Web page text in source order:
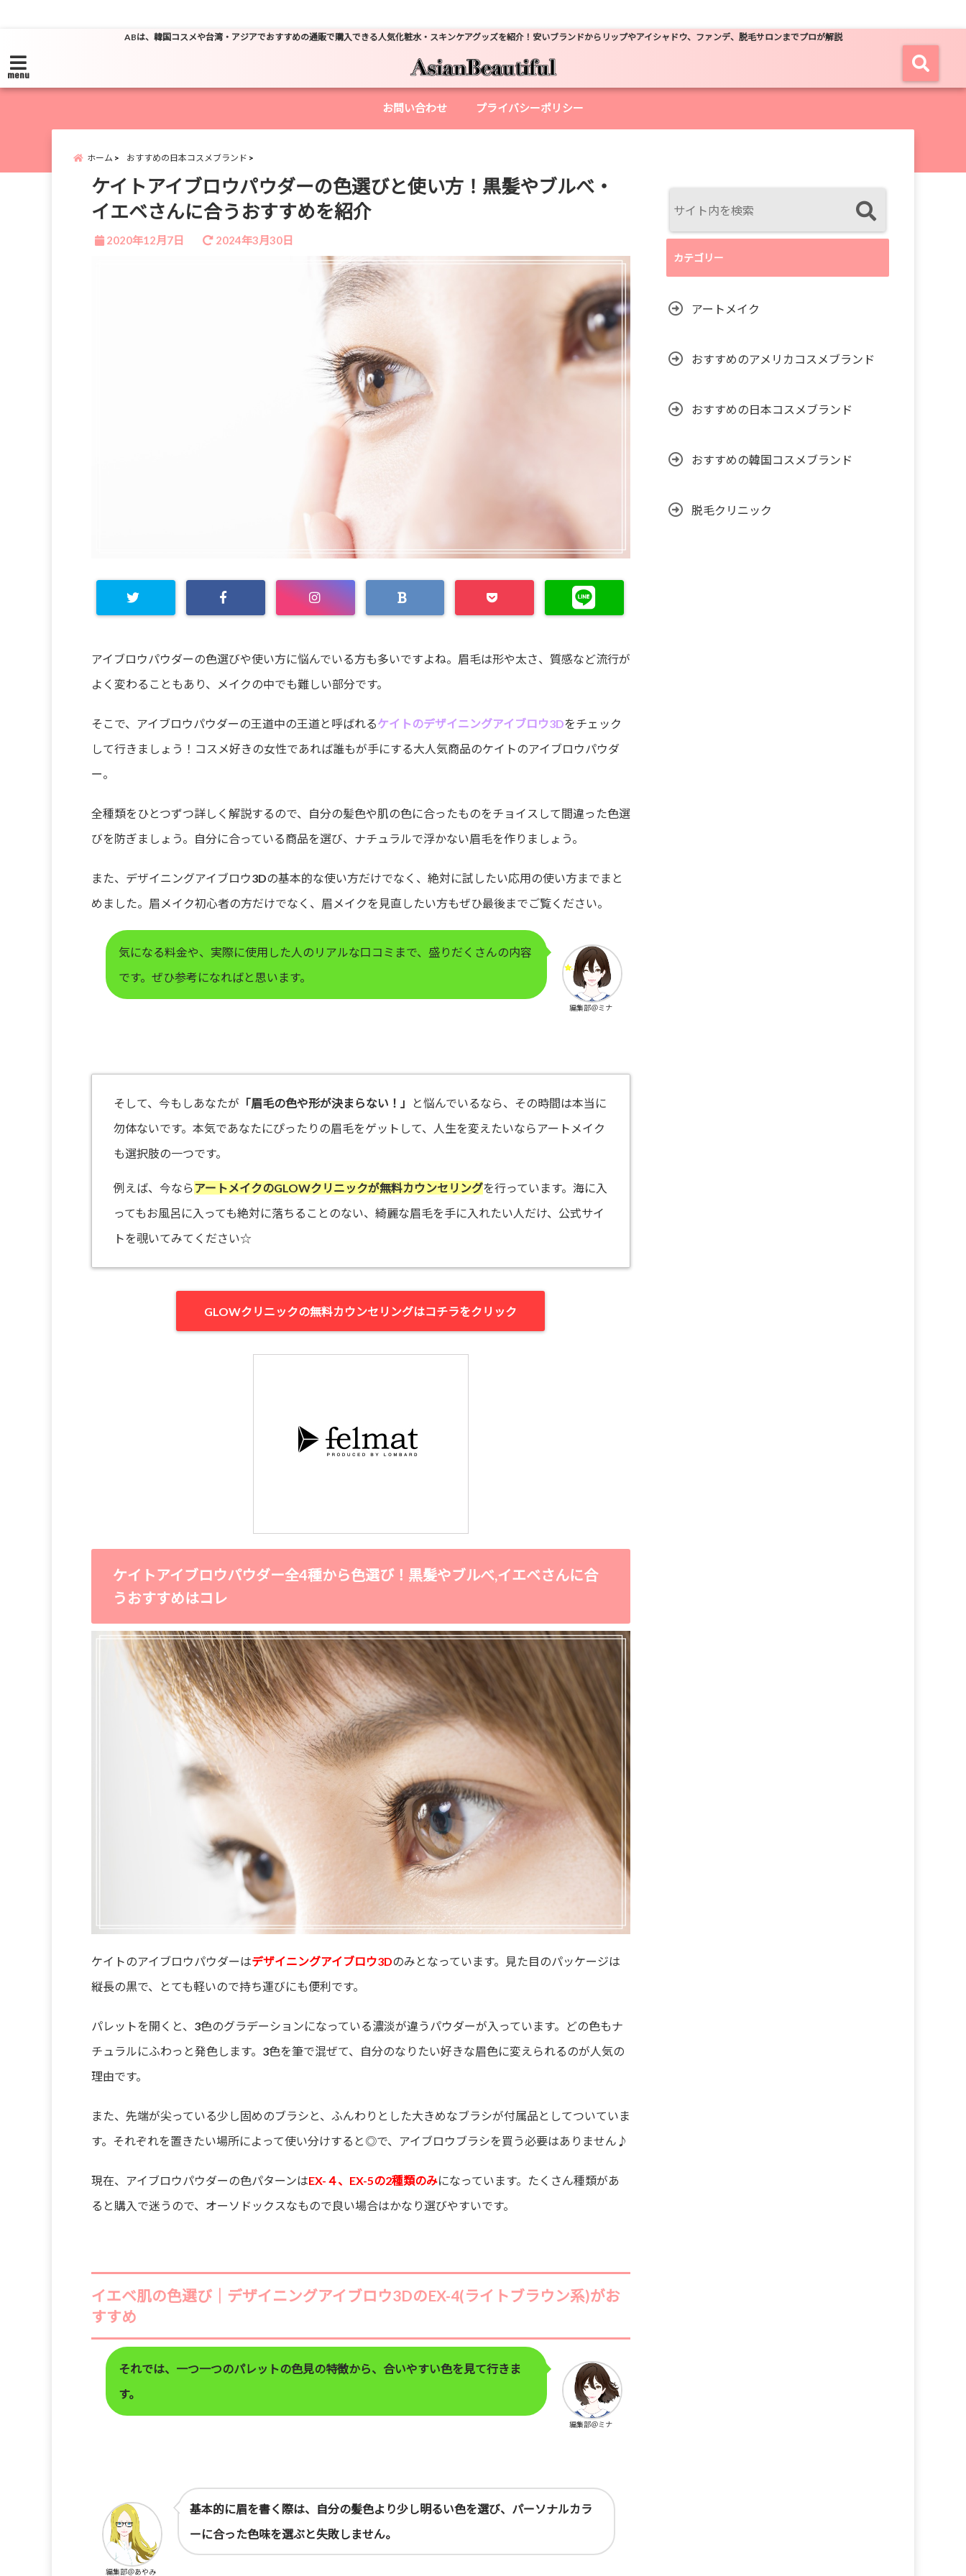
ABは、韓国コスメや台湾・アジアでおすすめの通販で購入できる人気化粧水・スキンケアグッズを紹介！安いブランドからリップやアイシャドウ、ファンデ、脱毛サロンまでプロが解説
menu
お問い合わせ プライバシーポリシー
ホーム おすすめの日本コスメブランド
ケイトアイブロウパウダーの色選びと使い方！黒髪やブルべ・
イエベさんに合うおすすめを紹介
2020年12月7日 2024年3月30日
アイブロウパウダーの色選びや使い方に悩んでいる方も多いですよね。眉毛は形や太さ、質感など流行が
よく変わることもあり、メイクの中でも難しい部分です。
そこで、アイブロウパウダーの王道中の王道と呼ばれるケイトのデザイニングアイブロウ3Dをチェック
して行きましょう！コスメ好きの女性であれば誰もが手にする大人気商品のケイトのアイブロウパウダ
ー。
全種類をひとつずつ詳しく解説するので、自分の髪色や肌の色に合ったものをチョイスして間違った色選
びを防ぎましょう。自分に合っている商品を選び、ナチュラルで浮かない眉毛を作りましょう。
また、デザイニングアイブロウ3Dの基本的な使い方だけでなく、絶対に試したい応用の使い方までまと
めました。眉メイク初心者の方だけでなく、眉メイクを見直したい方もぜひ最後までご覧ください。
気になる料金や、実際に使用した人のリアルな口コミまで、盛りだくさんの内容
です。ぜひ参考になればと思います。
編集部＠ミナ
そして、今もしあなたが 「眉毛の色や形が決まらない！」
と悩んでいるなら、その時間は本当に
勿体ないです。本気であなたにぴったりの眉毛をゲットして、人生を変えたいならアートメイク
も選択肢の一つです。
例えば、今ならアートメイクのGLOWクリニックが無料カウンセリングを行っています。海に入
ってもお風呂に入っても絶対に落ちることのない、綺麗な眉毛を手に入れたい人だけ、公式サイ
トを覗いてみてください☆
GLOWクリニックの無料カウンセリングはコチラをクリック
ケイトアイブロウパウダー全4種から色選び！黒髪やブルべ,イエベさんに合
うおすすめはコレ
ケイトのアイブロウパウダーはデザイニングアイブロウ3Dのみとなっています。見た目のパッケージは
縦長の黒で、とても軽いので持ち運びにも便利です。
パレットを開くと、3色のグラデーションになっている濃淡が違うパウダーが入っています。どの色もナ
チュラルにふわっと発色します。3色を筆で混ぜて、自分のなりたい好きな眉色に変えられるのが人気の
理由です。
また、先端が尖っている少し固めのブラシと、ふんわりとした大きめなブラシが付属品としてついていま
す。それぞれを置きたい場所によって使い分けすると◎で、アイブロウブラシを買う必要はありません♪
現在、アイブロウパウダーの色パターンはEX-４、EX-5の2種類のみになっています。たくさん種類があ
ると購入で迷うので、オーソドックスなもので良い場合はかなり選びやすいです。
イエベ肌の色選び｜デザイニングアイブロウ3DのEX-4(ライトブラウン系)がお
すすめ
それでは、一つ一つのパレットの色見の特徴から、合いやすい色を見て行きま
す。
編集部＠ミナ
基本的に眉を書く際は、自分の髪色より少し明るい色を選び、パーソナルカラ
ーに合った色味を選ぶと失敗しません。
編集部＠あやみ
カテゴリー
アートメイク
おすすめのアメリカコスメブランド
おすすめの日本コスメブランド
おすすめの韓国コスメブランド
脱毛クリニック